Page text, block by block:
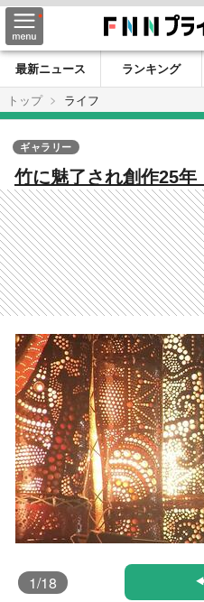
最新ニュース ランキング
トップ
ライフ
竹に魅了され創作25年
「真剣にひとつのこと
っている大人」次世代
ギャラリー
1/18